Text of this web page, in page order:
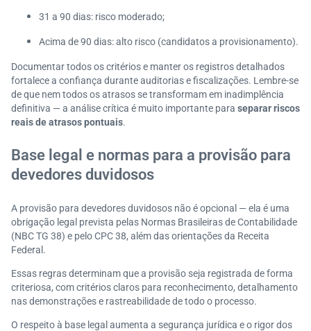
31 a 90 dias: risco moderado;
Acima de 90 dias: alto risco (candidatos a provisionamento).
Documentar todos os critérios e manter os registros detalhados
fortalece a confiança durante auditorias e fiscalizações. Lembre-se
de que nem todos os atrasos se transformam em inadimplência
definitiva — a análise crítica é muito importante para separar riscos
reais de atrasos pontuais.
Base legal e normas para a provisão para
devedores duvidosos
A provisão para devedores duvidosos não é opcional — ela é uma
obrigação legal prevista pelas Normas Brasileiras de Contabilidade
(NBC TG 38) e pelo CPC 38, além das orientações da Receita
Federal.
Essas regras determinam que a provisão seja registrada de forma
criteriosa, com critérios claros para reconhecimento, detalhamento
nas demonstrações e rastreabilidade de todo o processo.
O respeito à base legal aumenta a segurança jurídica e o rigor dos